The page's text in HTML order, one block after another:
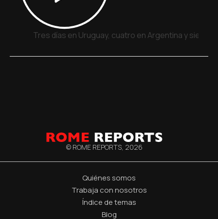
Tres días en Uruguay, cuatro en Argentina y siete
© ROME REPORTS, 2026
Quiénes somos
Trabaja con nosotros
Índice de temas
Blog